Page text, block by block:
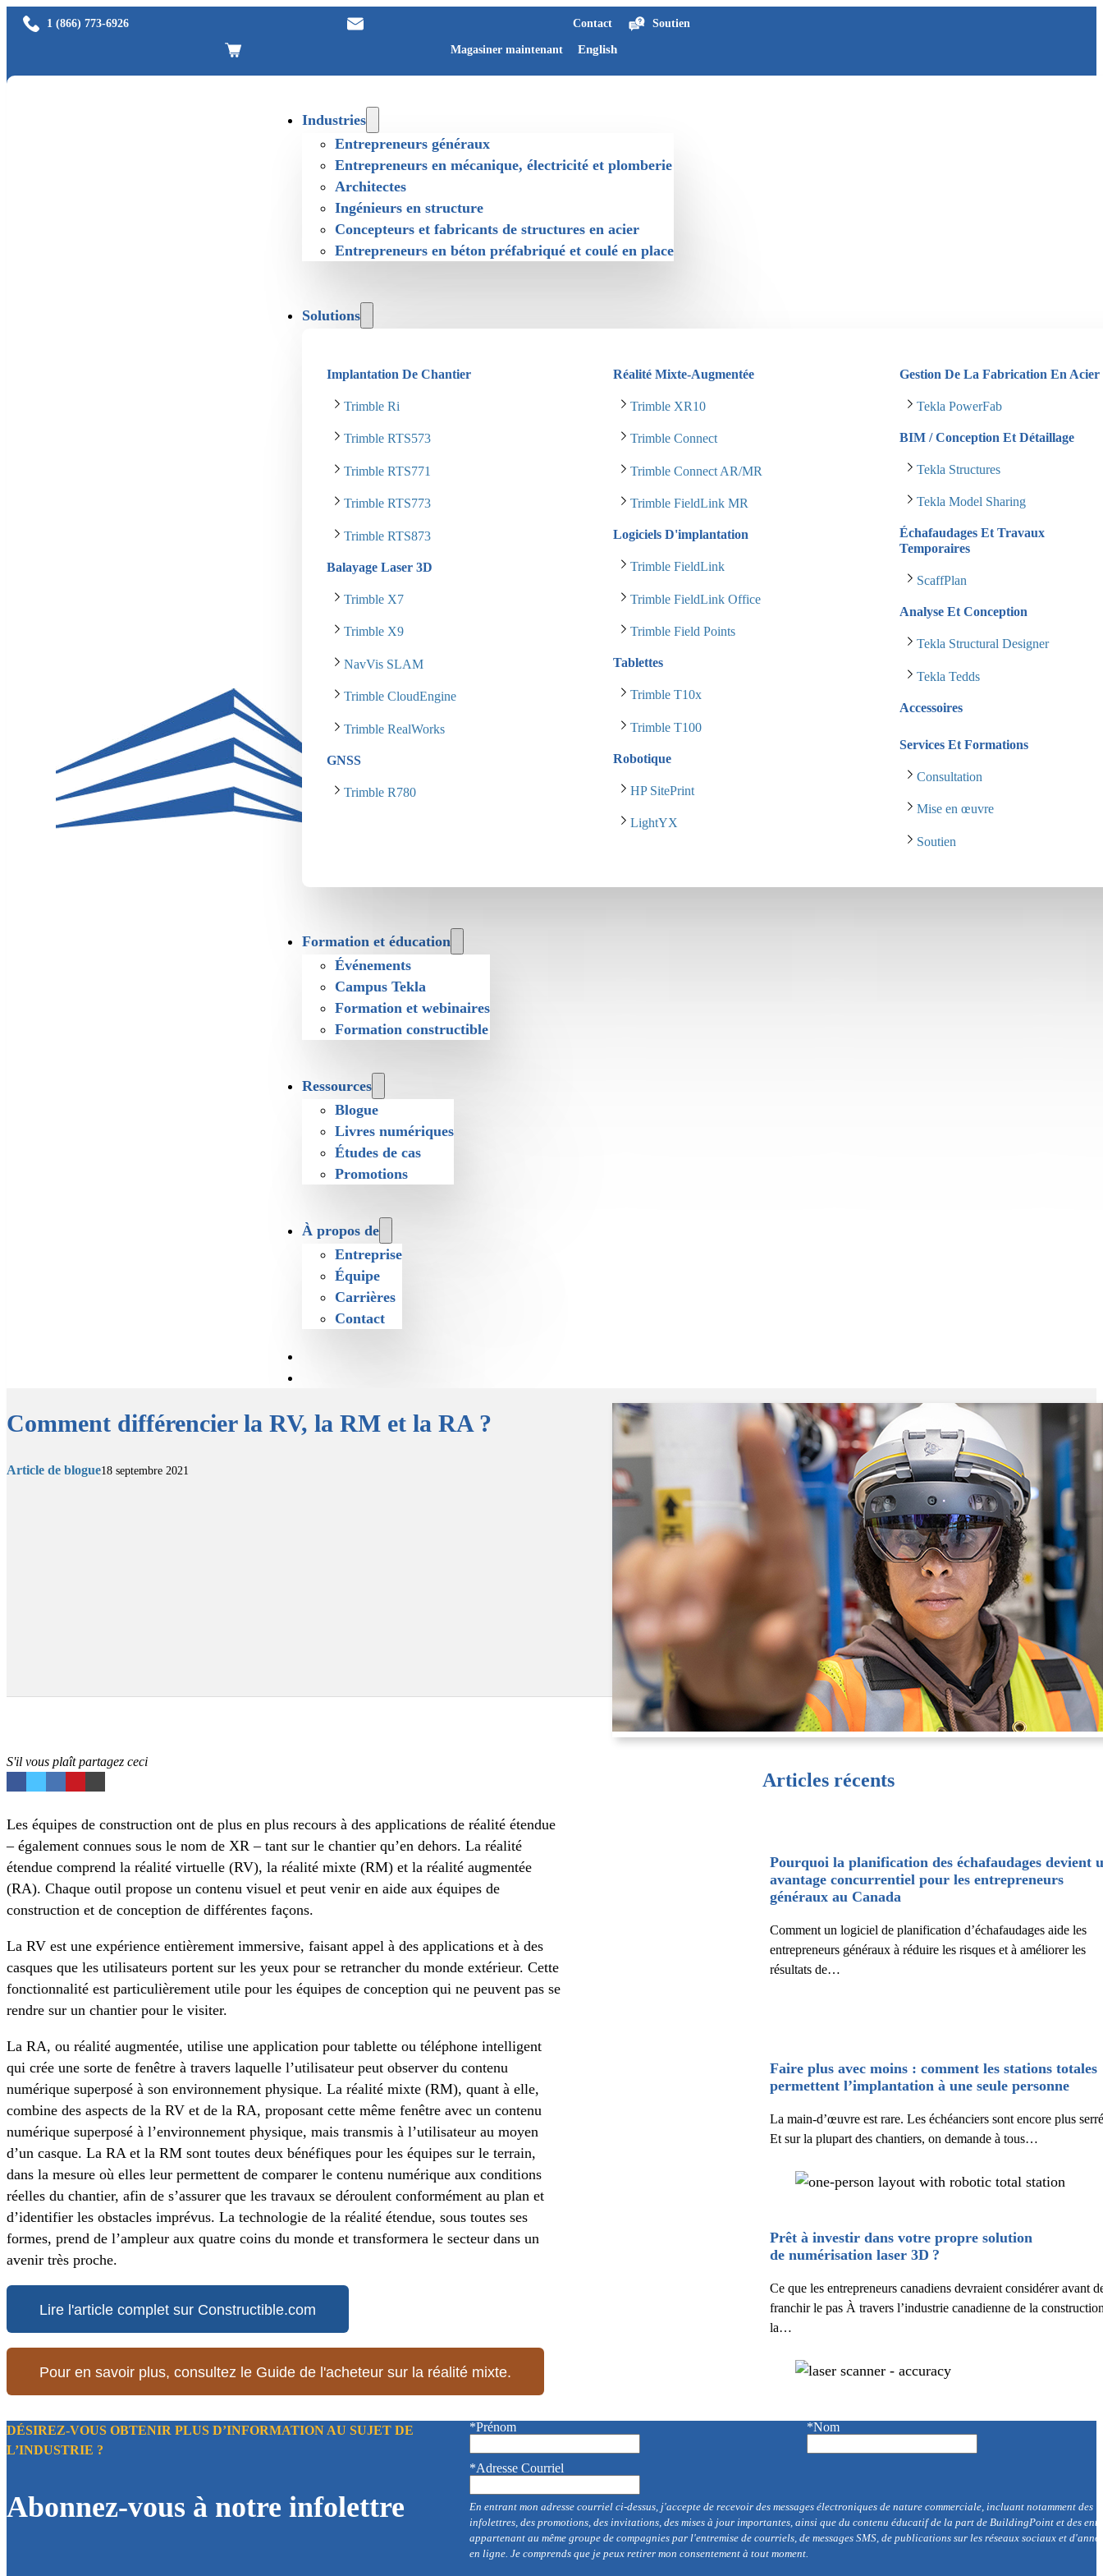
1 (866) 773-6926 Contact Soutien
Magasiner maintenant English
Industries
Entrepreneurs généraux
Entrepreneurs en mécanique, électricité et plomberie
Architectes
Ingénieurs en structure
Concepteurs et fabricants de structures en acier
Entrepreneurs en béton préfabriqué et coulé en place
Solutions
Implantation De Chantier
Trimble Ri
Trimble RTS573
Trimble RTS771
Trimble RTS773
Trimble RTS873
Balayage Laser 3D
Trimble X7
Trimble X9
NavVis SLAM
Trimble CloudEngine
Trimble RealWorks
GNSS
Trimble R780
Réalité Mixte-Augmentée
Trimble XR10
Trimble Connect
Trimble Connect AR/MR
Trimble FieldLink MR
Logiciels D'implantation
Trimble FieldLink
Trimble FieldLink Office
Trimble Field Points
Tablettes
Trimble T10x
Trimble T100
Robotique
HP SitePrint
LightYX
Gestion De La Fabrication En Acier
Tekla PowerFab
BIM / Conception Et Détaillage
Tekla Structures
Tekla Model Sharing
Échafaudages Et Travaux
Temporaires
ScaffPlan
Analyse Et Conception
Tekla Structural Designer
Tekla Tedds
Accessoires
Services Et Formations
Consultation
Mise en œuvre
Soutien
Formation et éducation
Événements
Campus Tekla
Formation et webinaires
Formation constructible
Ressources
Blogue
Livres numériques
Études de cas
Promotions
À propos de
Entreprise
Équipe
Carrières
Contact
Comment différencier la RV, la RM et la RA ?
Article de blogue18 septembre 2021
S'il vous plaît partagez ceci
Les équipes de construction ont de plus en plus recours à des applications de réalité étendue
– également connues sous le nom de XR – tant sur le chantier qu’en dehors. La réalité
étendue comprend la réalité virtuelle (RV), la réalité mixte (RM) et la réalité augmentée
(RA). Chaque outil propose un contenu visuel et peut venir en aide aux équipes de
construction et de conception de différentes façons.
La RV est une expérience entièrement immersive, faisant appel à des applications et à des
casques que les utilisateurs portent sur les yeux pour se retrancher du monde extérieur. Cette
fonctionnalité est particulièrement utile pour les équipes de conception qui ne peuvent pas se
rendre sur un chantier pour le visiter.
La RA, ou réalité augmentée, utilise une application pour tablette ou téléphone intelligent
qui crée une sorte de fenêtre à travers laquelle l’utilisateur peut observer du contenu
numérique superposé à son environnement physique. La réalité mixte (RM), quant à elle,
combine des aspects de la RV et de la RA, proposant cette même fenêtre avec un contenu
numérique superposé à l’environnement physique, mais transmis à l’utilisateur au moyen
d’un casque. La RA et la RM sont toutes deux bénéfiques pour les équipes sur le terrain,
dans la mesure où elles leur permettent de comparer le contenu numérique aux conditions
réelles du chantier, afin de s’assurer que les travaux se déroulent conformément au plan et
d’identifier les obstacles imprévus. La technologie de la réalité étendue, sous toutes ses
formes, prend de l’ampleur aux quatre coins du monde et transformera le secteur dans un
avenir très proche.
Lire l'article complet sur Constructible.com
Pour en savoir plus, consultez le Guide de l'acheteur sur la réalité mixte.
Articles récents
Pourquoi la planification des échafaudages devient
avantage concurrentiel pour les entrepreneurs
généraux au Canada
Comment un logiciel de planification d’échafaudages aide les
entrepreneurs généraux à réduire les risques et à améliorer les
résultats de…
Faire plus avec moins : comment les stations totales
permettent l’implantation à une seule personne
La main-d’œuvre est rare. Les échéanciers sont encore plus
Et sur la plupart des chantiers, on demande à tous…
Prêt à investir dans votre propre solution
de numérisation laser 3D ?
Ce que les entrepreneurs canadiens devraient considérer avant
franchir le pas À travers l’industrie canadienne de la
la…
DÉSIREZ-VOUS OBTENIR PLUS D’INFORMATION AU SUJET DE
L’INDUSTRIE ?
Abonnez-vous à notre infolettre
*Prénom *Nom
*Adresse Courriel
En entrant mon adresse courriel ci-dessus, j'accepte de recevoir des messages électroniques de nature commerciale, incluant notamment des
infolettres, des promotions, des invitations, des mises à jour importantes, ainsi que du contenu éducatif de la part de BuildingPoint et des
appartenant au même groupe de compagnies par l'entremise de courriels, de messages SMS, de publications sur les réseaux sociaux et
en ligne. Je comprends que je peux retirer mon consentement à tout moment.